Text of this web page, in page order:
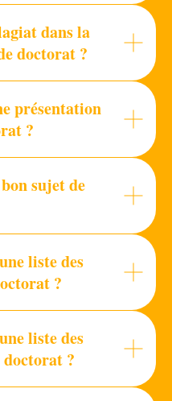
dans la
doctorat ?
présentation
?
sujet de
liste des
?
liste des
doctorat ?